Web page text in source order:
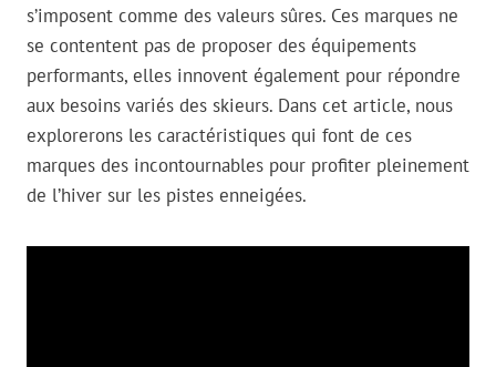
s’imposent comme des valeurs sûres. Ces marques ne
se contentent pas de proposer des équipements
performants, elles innovent également pour répondre
aux besoins variés des skieurs. Dans cet article, nous
explorerons les caractéristiques qui font de ces
marques des incontournables pour profiter pleinement
de l’hiver sur les pistes enneigées.